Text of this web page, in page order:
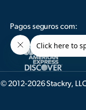
Pagos seguros com:
© 2012-2026 Stackry,